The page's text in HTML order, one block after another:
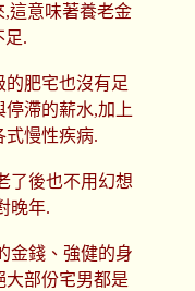
,這意味著養老金
足.
的肥宅也沒有足
滯的薪水,加上
式慢性疾病.
了後也不用幻想
晚年.
金錢、強健的身
大部份宅男都是